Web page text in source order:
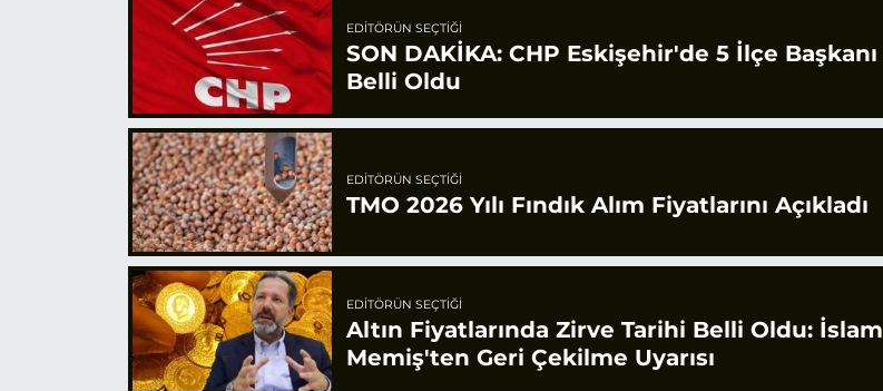
EDITÖRÜN SEÇTIĞI
SON DAKİKA: CHP Eskişehir'de 5 İlçe Başkanı
Belli Oldu
EDITÖRÜN SEÇTIĞI
TMO 2026 Yılı Fındık Alım Fiyatlarını Açıkladı
EDITÖRÜN SEÇTIĞI
Altın Fiyatlarında Zirve Tarihi Belli Oldu: İslam
Memiş'ten Geri Çekilme Uyarısı